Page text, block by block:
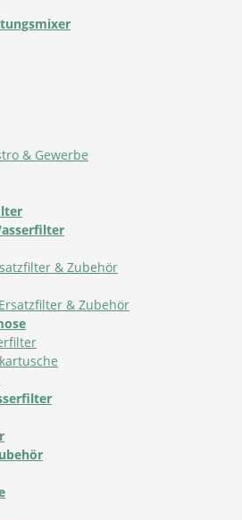
& Gewerbe
& Zubehör
& Zubehör